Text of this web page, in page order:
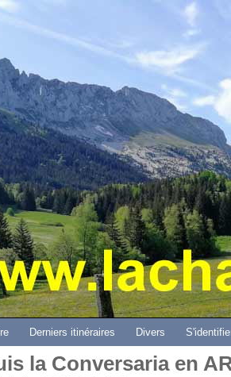
Aller
la Conversaria en
Derniers itinéraires Divers